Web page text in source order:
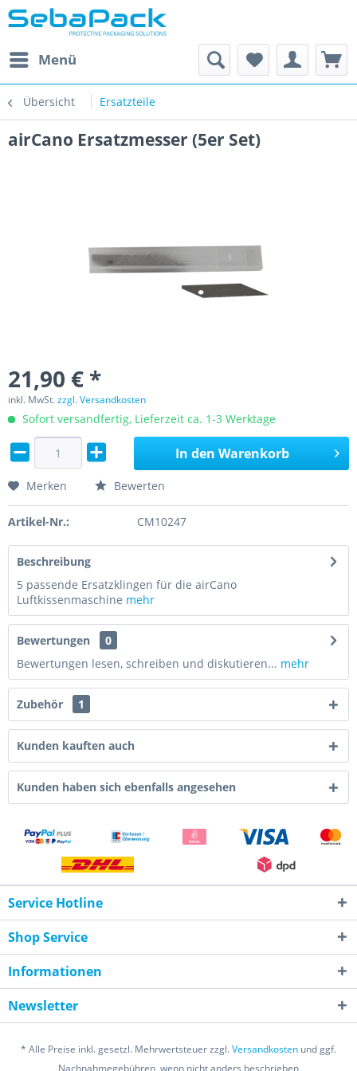
Menü
Übersicht Ersatzteile
airCano Ersatzmesser (5er Set)
21,90 € *
inkl. MwSt.zzgl. Versandkosten
Sofort versandfertig, Lieferzeit ca. 1-3 Werktage
In den Warenkorb
Merken Bewerten
Artikel-Nr.: CM10247
Beschreibung
5 passende Ersatzklingen für die airCano
Luftkissenmaschine mehr
Bewertungen
0
Bewertungen lesen, schreiben und diskutieren... mehr
Zubehör 1
Kunden kauften auch
Kunden haben sich ebenfalls angesehen
Service Hotline
Shop Service
Informationen
Newsletter
* Alle Preise inkl. gesetzl. Mehrwertsteuer zzgl.Versandkosten und ggf.